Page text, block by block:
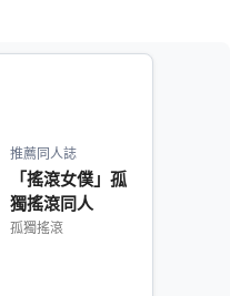
推薦同人誌
「搖滾女僕」孤
獨搖滾同人
孤獨搖滾